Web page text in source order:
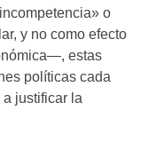
o
y no como efecto
estas
políticas cada
justificar la